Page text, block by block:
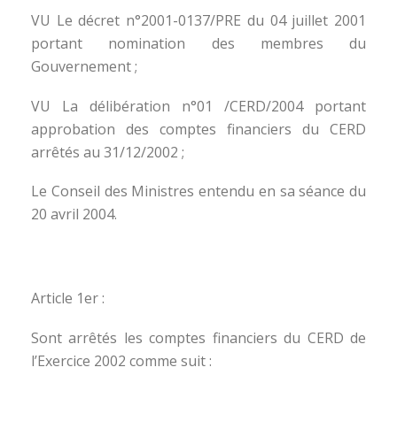
VU Le décret n°2001-0137/PRE du 04 juillet 2001
portant nomination des membres du
Gouvernement ;
VU La délibération n°01 /CERD/2004 portant
approbation des comptes financiers du CERD
arrêtés au 31/12/2002 ;
Le Conseil des Ministres entendu en sa séance du
20 avril 2004.
Article 1er :
Sont arrêtés les comptes financiers du CERD de
l’Exercice 2002 comme suit :